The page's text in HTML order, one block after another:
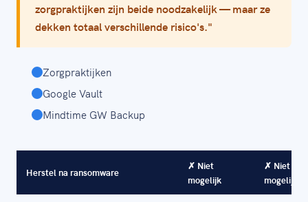
zorgpraktijken zijn beide noodzakelijk — maar ze
dekken totaal verschillende risico's."
Zorgpraktijken
Google Vault
Mindtime GW Backup
Herstel na ransomware
✗ Niet
mogelijk
✗ Niet
mogelijk